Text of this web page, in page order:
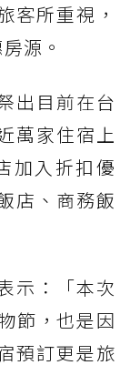
客所重視，
源。
出目前在台
萬家住宿上
加入折扣優
店、商務飯
示：「本次
節，也是因
預訂更是旅